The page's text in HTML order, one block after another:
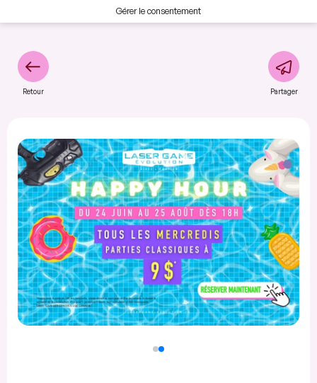
Gérer le consentement
Retour Partager